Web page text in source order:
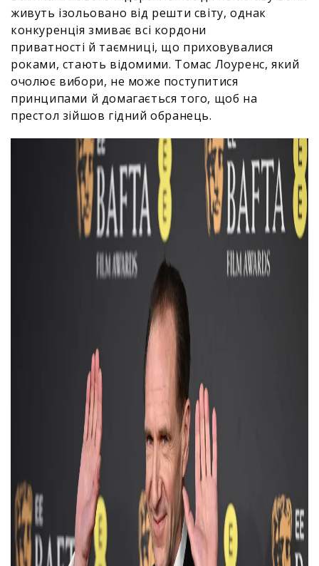
живуть ізольовано від решти світу, однак
конкуренція змиває всі кордони
приватності й таємниці, що приховувалися
роками, стають відомими. Томас Лоуренс, який
очолює вибори, не може поступитися
принципами й домагається того, щоб на
престол зійшов гідний обранець.